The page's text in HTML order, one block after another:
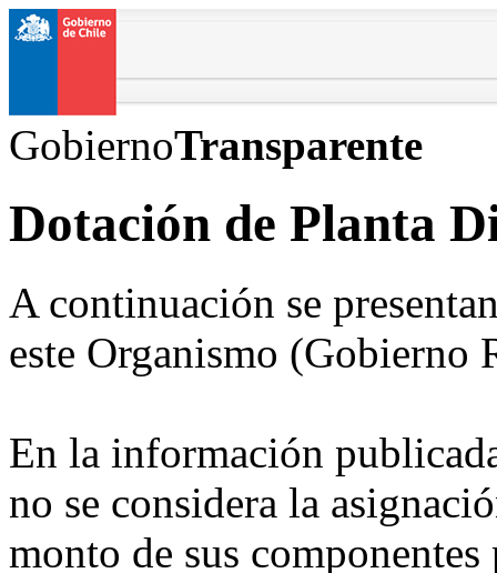
GobiernoTransparente
Dotación de Planta
A continuación se
este Organismo (Gobierno
En la información
no se considera la
monto de sus